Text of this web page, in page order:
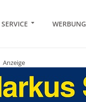
SERVICE WERBUNG
Anzeige